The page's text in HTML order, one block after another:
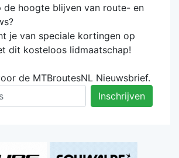
de hoogte blijven van route- en
je van speciale kortingen op
dit kosteloos lidmaatschap!
de MTBroutesNL Nieuwsbrief.